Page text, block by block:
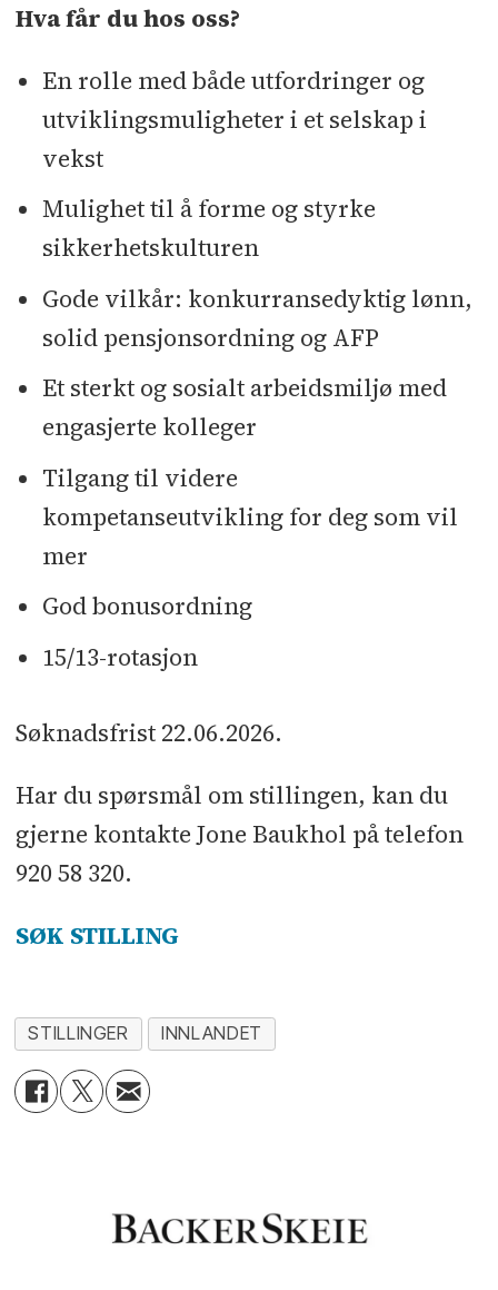
Hva får du hos oss?
En rolle med både utfordringer og
utviklingsmuligheter i et selskap i
vekst
Mulighet til å forme og styrke
sikkerhetskulturen
Gode vilkår: konkurransedyktig lønn,
solid pensjonsordning og AFP
Et sterkt og sosialt arbeidsmiljø med
engasjerte kolleger
Tilgang til videre
kompetanseutvikling for deg som vil
mer
God bonusordning
15/13-rotasjon
Søknadsfrist 22.06.2026.
Har du spørsmål om stillingen, kan du
gjerne kontakte Jone Baukhol på telefon
920 58 320.
SØK STILLING
STILLINGER INNLANDET